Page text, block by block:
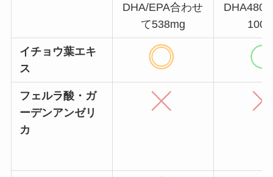
DHA/EPA合わせ
て538mg
イチョウ葉エキ
ス
フェルラ酸・ガ
ーデンアンゼリ
カ